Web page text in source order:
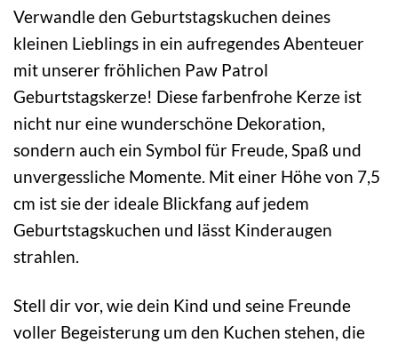
Verwandle den Geburtstagskuchen deines
kleinen Lieblings in ein aufregendes Abenteuer
mit unserer fröhlichen Paw Patrol
Geburtstagskerze! Diese farbenfrohe Kerze ist
nicht nur eine wunderschöne Dekoration,
sondern auch ein Symbol für Freude, Spaß und
unvergessliche Momente. Mit einer Höhe von 7,5
cm ist sie der ideale Blickfang auf jedem
Geburtstagskuchen und lässt Kinderaugen
strahlen.
Stell dir vor, wie dein Kind und seine Freunde
voller Begeisterung um den Kuchen stehen, die